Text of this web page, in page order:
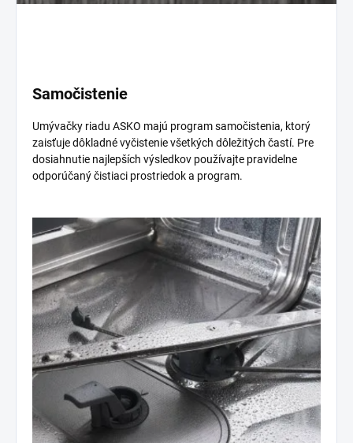
Samočistenie
Umývačky riadu ASKO majú program samočistenia, ktorý
zaisťuje dôkladné vyčistenie všetkých dôležitých častí. Pre
dosiahnutie najlepších výsledkov používajte pravidelne
odporúčaný čistiaci prostriedok a program.